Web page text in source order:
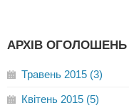
АРХІВ ОГОЛОШЕНЬ
Травень 2015 (3)
Квітень 2015 (5)